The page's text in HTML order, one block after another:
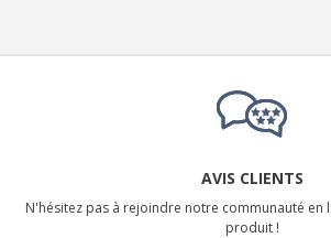
AVIS CLIENTS
N'hésitez pas à rejoindre notre communauté en
produit !